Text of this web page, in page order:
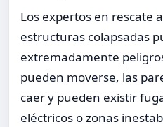
Los expertos en rescate
estructuras colapsadas
extremadamente
pueden moverse, las
caer y pueden existir
eléctricos o zonas